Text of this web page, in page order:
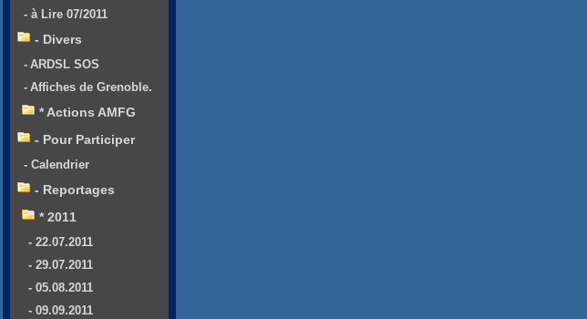
- à Lire 07/2011
- Divers
- ARDSL SOS
- Affiches de Grenoble.
* Actions AMFG
- Pour Participer
- Calendrier
- Reportages
* 2011
- 22.07.2011
- 29.07.2011
- 05.08.2011
- 09.09.2011